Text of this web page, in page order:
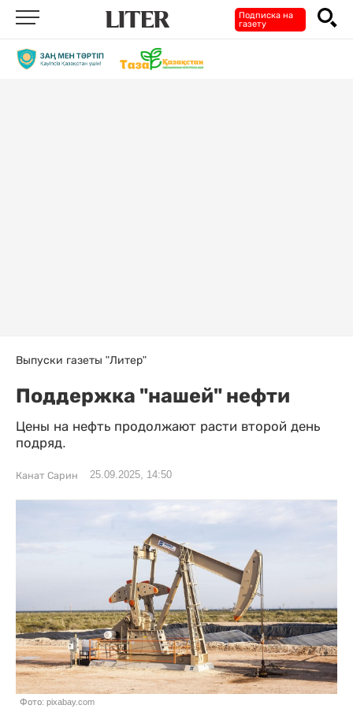
Подписка на
газету
Выпуски газеты "Литер"
Поддержка "нашей" нефти
Цены на нефть продолжают расти второй день
подряд.
Канат Сарин 25.09.2025, 14:50
Фото: pixabay.com